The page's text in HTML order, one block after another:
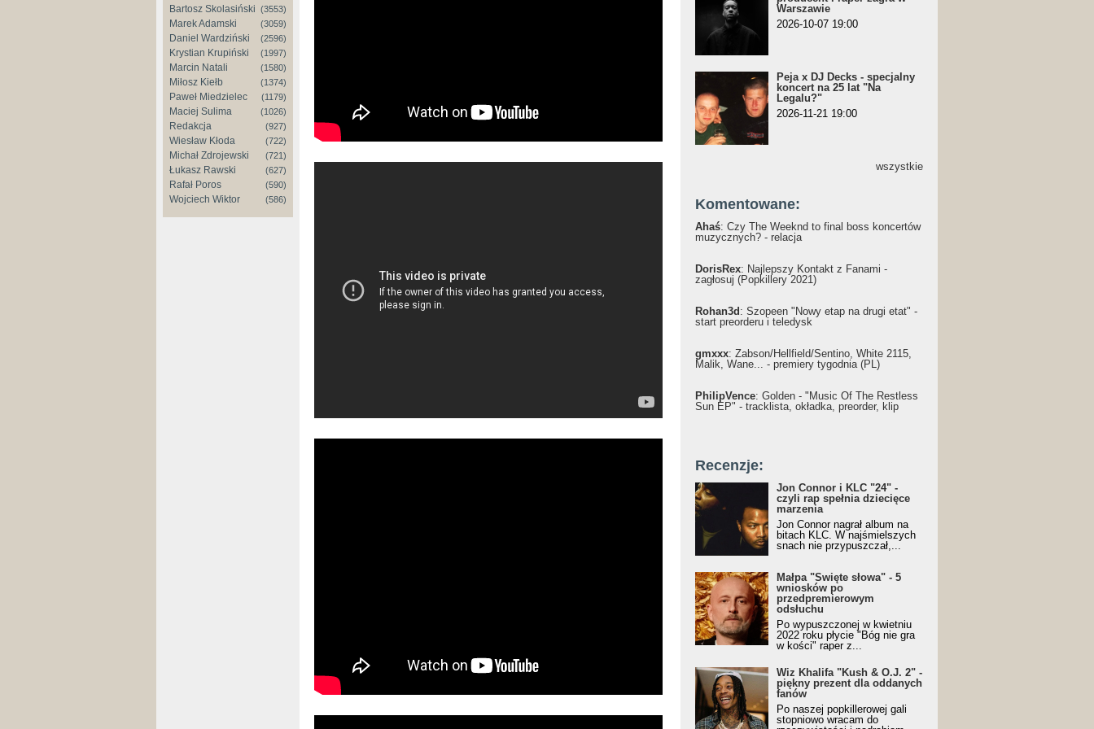
Bartosz Skolasiński (3553)
Marek Adamski (3059)
Daniel Wardziński (2596)
Krystian Krupiński (1997)
Marcin Natali (1580)
Miłosz Kiełb (1374)
Paweł Miedzielec (1179)
Maciej Sulima (1026)
Redakcja (927)
Wiesław Kłoda (722)
Michał Zdrojewski (721)
Łukasz Rawski (627)
Rafał Poros (590)
Wojciech Wiktor (586)
Warszawie
2026-10-07 19:00
Peja x DJ Decks - specjalny
koncert na 25 lat "Na
Legalu?"
2026-11-21 19:00
wszystkie
Komentowane:
Ahaś: Czy The Weeknd to final boss koncertów
muzycznych? - relacja
DorisRex: Najlepszy Kontakt z Fanami -
zagłosuj (Popkillery 2021)
Rohan3d : Szopeen "Nowy etap na drugi etat" -
start preorderu i teledysk
gmxxx: Żabson/Hellfield/Sentino, White 2115,
Malik, Wane... - premiery tygodnia (PL)
PhilipVence: Golden - "Music Of The Restless
Sun EP" - tracklista, okładka, preorder, klip
Recenzje:
Jon Connor i KLC "24" -
czyli rap spełnia dziecięce
marzenia
Jon Connor nagrał album na
bitach KLC. W najśmielszych
snach nie przypuszczał,...
Małpa "Święte słowa" - 5
wniosków po
przedpremierowym
odsłuchu
Po wypuszczonej w kwietniu
2022 roku płycie "Bóg nie gra
w kości" raper z...
Wiz Khalifa "Kush & O.J. 2" -
piękny prezent dla oddanych
fanów
Po naszej popkillerowej gali
stopniowo wracam do